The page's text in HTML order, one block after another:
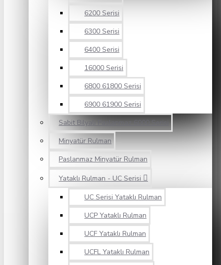
6200 Serisi
6300 Serisi
6400 Serisi
16000 Serisi
6800 61800 Serisi
6900 61900 Serisi
Sabit Bilyalı Paslanmaz 6000 Serisi
Minyatür Rulman
Paslanmaz Minyatür Rulman
Yataklı Rulman - UC Serisi
UC Serisi Yataklı Rulman
UCP Yataklı Rulman
UCF Yataklı Rulman
UCFL Yataklı Rulman